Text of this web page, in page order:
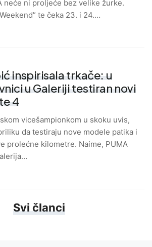
neće ni proljeće bez velike žurke.
te čeka 23. i 24.…
inspirisala trkače: u
u Galeriji testiran novi
4
vicešampionkom u skoku uvis,
da testiraju nove modele patika i
prolećne kilometre. Naime, PUMA
Svi članci